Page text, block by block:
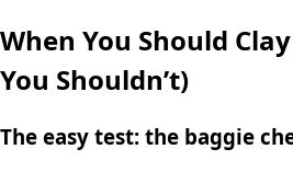
When You Should
You Shouldn’t)
The easy test: the baggie